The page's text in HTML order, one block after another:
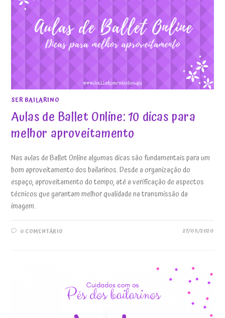
SER BAILARINO
Aulas de Ballet Online: 10 dicas para
melhor aproveitamento
Nas aulas de Ballet Online algumas dicas são fundamentais para um
bom aproveitamento dos bailarinos. Desde a organização do
espaço, aproveitamento do tempo, até a verificação de aspectos
técnicos que garantam melhor qualidade na transmissão da
imagem.
0 COMENTÁRIO 27/05/2020